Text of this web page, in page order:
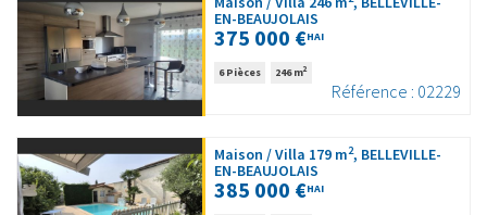
EN-BEAUJOLAIS
375 000 €HAI
6 Pièces 246 m2
Référence : 02229
Maison / Villa 179 m2, BELLEVILLE-
EN-BEAUJOLAIS
385 000 €HAI